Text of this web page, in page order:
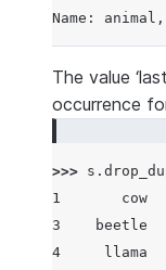
Name:
The value
occurrence
>>> s .
1       cow
3    beetle
4     llama